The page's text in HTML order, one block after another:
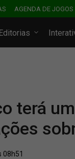
AGENDA DE JOGOS
terá